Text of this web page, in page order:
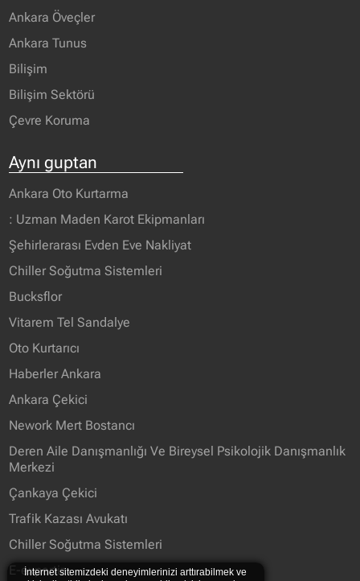
Ankara Öveçler
Ankara Tunus
Bilişim
Bilişim Sektörü
Çevre Koruma
Aynı guptan
Ankara Oto Kurtarma
: Uzman Maden Karot Ekipmanları
Şehirlerarası Evden Eve Nakliyat
Chiller Soğutma Sistemleri
Bucksflor
Vitarem Tel Sandalye
Oto Kurtarıcı
Haberler Ankara
Ankara Çekici
Nework Mert Bostancı
Deren Aile Danışmanlığı Ve Bireysel Psikolojik Danışmanlık
Merkezi
Çankaya Çekici
Trafik Kazası Avukatı
Chiller Soğutma Sistemleri
E-expertiz
İnternet sitemizdeki deneyimlerinizi arttırabilmek ve